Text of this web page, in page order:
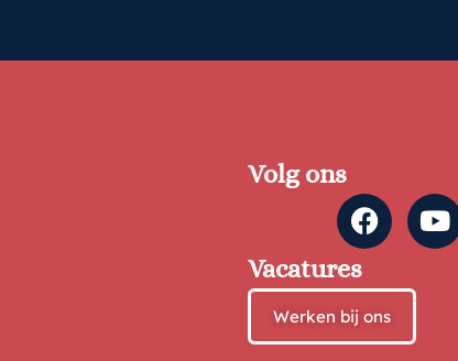
Volg ons
Vacatures
Werken bij ons